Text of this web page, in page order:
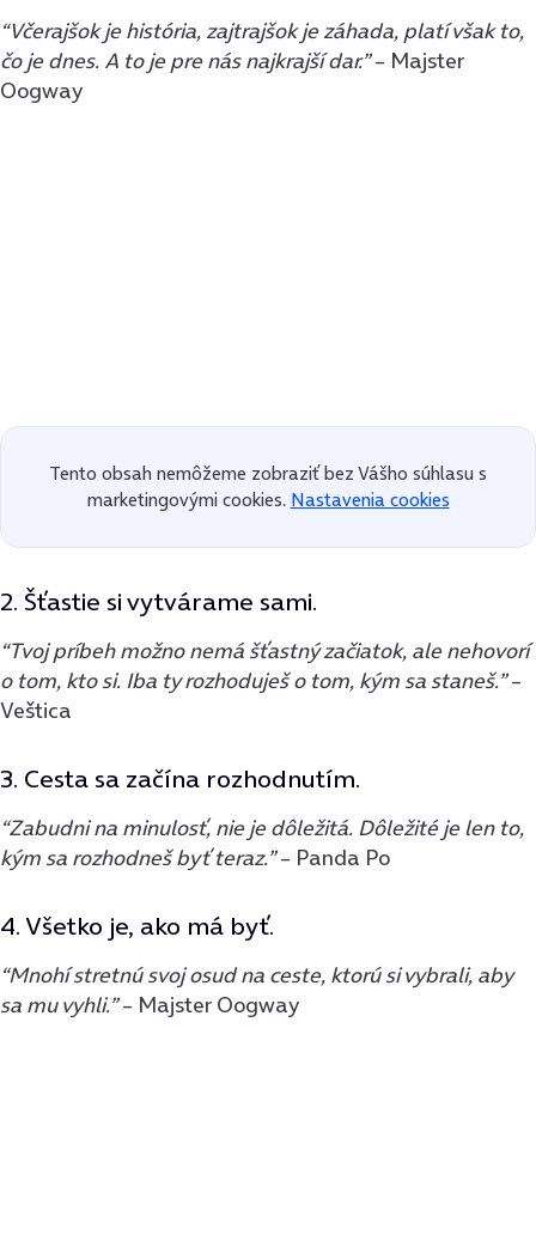
“Včerajšok je história, zajtrajšok je záhada, platí však to,
čo je dnes. A to je pre nás najkrajší dar.”– Majster
Oogway
Tento obsah nemôžeme zobraziť bez Vášho súhlasu s
marketingovými cookies. Nastavenia cookies
2. Šťastie si vytvárame sami.
“Tvoj príbeh možno nemá šťastný začiatok, ale nehovorí
o tom, kto si. Iba ty rozhoduješ o tom, kým sa staneš.”–
Veštica
3. Cesta sa začína rozhodnutím.
“Zabudni na minulosť, nie je dôležitá. Dôležité je len to,
kým sa rozhodneš byť teraz.”– Panda Po
4. Všetko je, ako má byť.
“Mnohí stretnú svoj osud na ceste, ktorú si vybrali, aby
sa mu vyhli.”– Majster Oogway